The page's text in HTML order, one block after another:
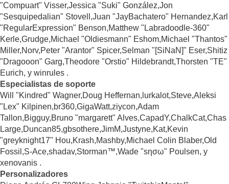
"Compuart" Visser,Jessica "Suki" González,Jon
"Sesquipedalian" Stovell,Juan "JayBachatero" Hernandez,Karl
"RegularExpression" Benson,Matthew "Labradoodle-360"
Kerle,Grudge,Michael "Oldiesmann" Eshom,Michael "Thantos"
Miller,Norv,Peter "Arantor" Spicer,Selman "[SiNaN]" Eser,Shitiz
"Dragooon" Garg,Theodore "Orstio" Hildebrandt,Thorsten "TE"
Eurich, y winrules .
Especialistas de soporte
Will "Kindred" Wagner,Doug Heffernan,lurkalot,Steve,Aleksi
"Lex" Kilpinen,br360,GigaWatt,ziycon,Adam
Tallon,Bigguy,Bruno "margarett" Alves,CapadY,ChalkCat,Chas
Large,Duncan85,gbsothere,JimM,Justyne,Kat,Kevin
"greyknight17" Hou,Krash,Mashby,Michael Colin Blaber,Old
Fossil,S-Ace,shadav,Storman™,Wade "sησω" Poulsen, y
xenovanis .
Personalizadores